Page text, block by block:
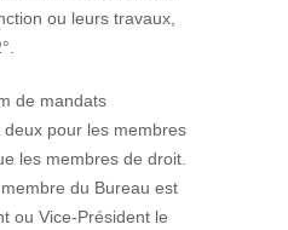
ou leurs travaux,
de mandats
pour les membres
les membres de droit.
du Bureau est
ou Vice-Président le